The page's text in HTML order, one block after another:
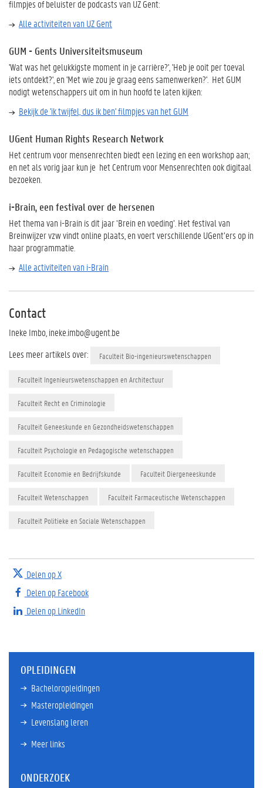
filmpjes of beluister de podcasts van UZ Gent:
Alle activiteiten van UZ Gent
GUM - Gents Universiteitsmuseum
'Wat was het gelukkigste moment in je carrière?', 'Heb je ooit per toeval
iets ontdekt?', en 'Met wie zou je graag eens samenwerken?'. Het GUM
nodigt wetenschappers uit om in hun hoofd te laten kijken:
Bekijk de 'ik twijfel, dus ik ben' filmpjes van het GUM
UGent Human Rights Research Network
Het centrum voor mensenrechten biedt een lezing en een workshop aan;
en net als vorig jaar kun je het Centrum voor Mensenrechten ook digitaal
bezoeken.
i-Brain, een festival over de hersenen
Het thema van i-Brain is dit jaar ‘Brein en voeding’. Het festival van
Breinwijzer vzw vindt online plaats, en voert verschillende UGent’ers op in
haar programmatie.
Alle activiteiten van i-Brain
Contact
Ineke Imbo, ineke.imbo@ugent.be
Lees meer artikels over:
Faculteit Bio-ingenieurswetenschappen
Faculteit Ingenieurswetenschappen en Architectuur
Faculteit Recht en Criminologie
Faculteit Geneeskunde en Gezondheidswetenschappen
Faculteit Psychologie en Pedagogische wetenschappen
Faculteit Economie en Bedrijfskunde Faculteit Diergeneeskunde
Faculteit Wetenschappen Faculteit Farmaceutische Wetenschappen
Faculteit Politieke en Sociale Wetenschappen
Delen op X
Delen op Facebook
Delen op LinkedIn
OPLEIDINGEN
Bacheloropleidingen
Masteropleidingen
Levenslang leren
Meer links
ONDERZOEK